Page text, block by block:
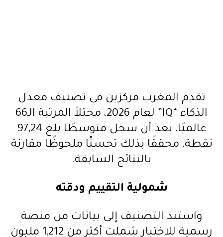
تقدم المغرب مركزين في تصنيف معدل
الذكاء “IQ” لعام 2026، محتلاً المرتبة الـ66
عالميًا، بعد أن سجل متوسطًا بلغ 97,24
نقطة، محققًا بذلك تحسنًا ملحوظًا مقارنة
بالنتائج السابقة.
شمولية التقييم ودقته
واستند التصنيف إلى بيانات من منصة
رسمية للاختبار شملت أكثر من 1,212 مليون